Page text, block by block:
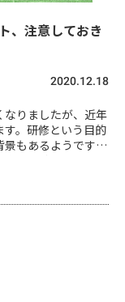
、注意しておき
2020.12.18
なりましたが、近年
。研修という目的
もあるようです。